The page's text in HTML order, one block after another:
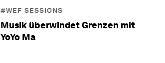
#WEF SESSIONS
Musik überwindet Grenzen mit
YoYo Ma